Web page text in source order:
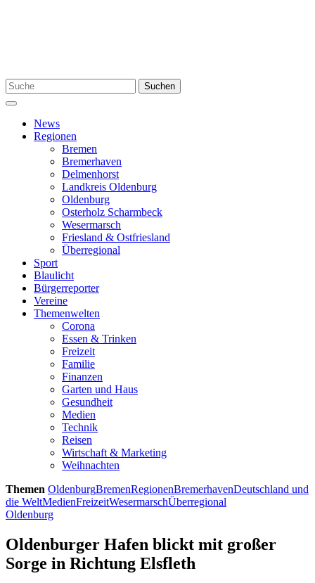
Suchen
nach:
Suchen
Menü
News
Regionen
Bremen
Bremerhaven
Delmenhorst
Landkreis Oldenburg
Oldenburg
Osterholz Scharmbeck
Wesermarsch
Friesland & Ostfriesland
Überregional
Sport
Blaulicht
Bürgerreporter
Vereine
Themenwelten
Corona
Essen & Trinken
Freizeit
Familie
Finanzen
Garten und Haus
Gesundheit
Medien
Technik
Reisen
Wirtschaft & Marketing
Weihnachten
Themen OldenburgBremenRegionenBremerhavenDeutschland und
die WeltMedienFreizeitWesermarschÜberregional
Oldenburg
Oldenburger Hafen blickt mit großer
Sorge in Richtung Elsfleth